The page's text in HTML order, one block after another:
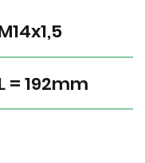
= 192mm